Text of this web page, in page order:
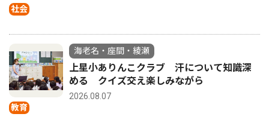
社会
教育
海老名・座間・綾瀬
上星小ありんこクラブ 汗について知識深
める クイズ交え楽しみながら
2026.08.07